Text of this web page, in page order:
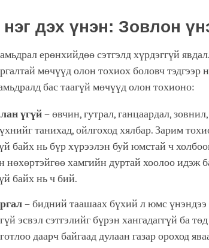
дэх үнэн: Зовлон
ерөнхийдөө сэтгэлд хүрдэггүй
мөчүүд олон тохиох боловч тэдгээр
бас таагүй мөчүүд олон тохионо:
үгүй– өвчин, гутрал, ганцаардал,
танихад, ойлгоход хялбар. Зарим
байх нь бүр хүрээлэн буй юмстай ч
нөхөртэйгөө хамгийн дуртай хоолоо идэж
байх нь ч бий.
– бидний таашаах бүхий л юмс үнэндээ
эсвэл сэтгэлийг бүрэн хангадаггүй ба
даарч байгаад дулаан газар ороход